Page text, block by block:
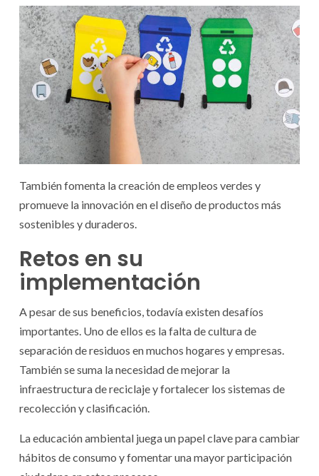
También fomenta la creación de empleos verdes y
promueve la innovación en el diseño de productos más
sostenibles y duraderos.
Retos en su
implementación
A pesar de sus beneficios, todavía existen desafíos
importantes. Uno de ellos es la falta de cultura de
separación de residuos en muchos hogares y empresas.
También se suma la necesidad de mejorar la
infraestructura de reciclaje y fortalecer los sistemas de
recolección y clasificación.
La educación ambiental juega un papel clave para cambiar
hábitos de consumo y fomentar una mayor participación